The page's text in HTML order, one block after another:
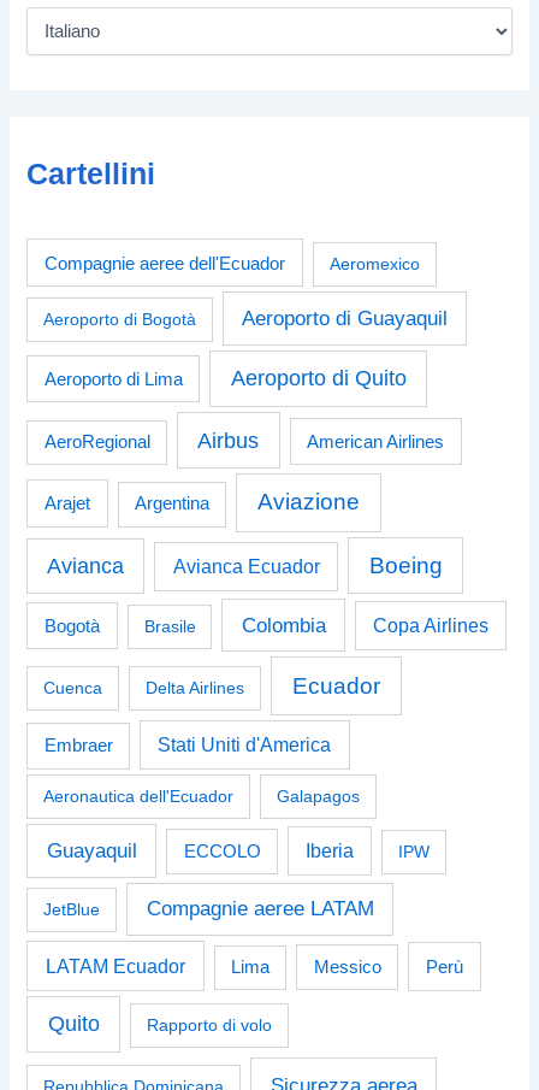
Cartellini
Compagnie aeree dell'Ecuador Aeromexico
Aeroporto di Bogotà Aeroporto di Guayaquil
Aeroporto di Lima Aeroporto di Quito
AeroRegional Airbus American Airlines
Arajet Argentina Aviazione
Avianca Avianca Ecuador Boeing
Bogotà Brasile Colombia Copa Airlines
Cuenca Delta Airlines Ecuador
Embraer Stati Uniti d'America
Aeronautica dell'Ecuador Galapagos
Guayaquil ECCOLO Iberia IPW
JetBlue Compagnie aeree LATAM
LATAM Ecuador Lima Messico Perù
Quito Rapporto di volo